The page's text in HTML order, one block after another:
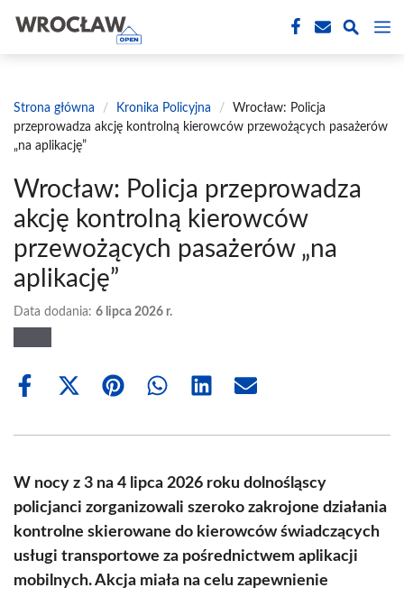
treści
Strona główna / Kronika Policyjna /
Wrocław: Policja
przeprowadza akcję kontrolną kierowców przewożących pasażerów
„na aplikację”
Wrocław: Policja przeprowadza
akcję kontrolną kierowców
przewożących pasażerów „na
aplikację”
Data dodania: 6 lipca 2026 r.
Share
Share
(Twitter)
Share Share Share Share
W nocy z 3 na 4 lipca 2026 roku dolnośląscy
policjanci zorganizowali szeroko zakrojone działania
kontrolne skierowane do kierowców świadczących
usługi transportowe za pośrednictwem aplikacji
mobilnych. Akcja miała na celu zapewnienie